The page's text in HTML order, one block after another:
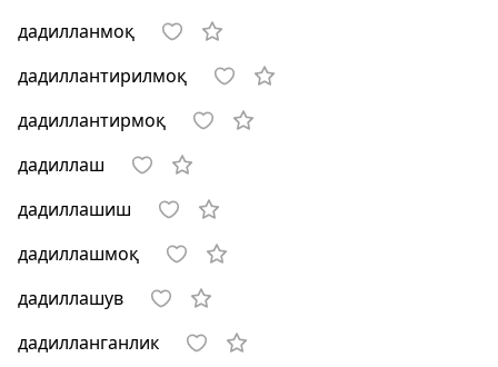
дадилланмоқ
дадиллантирилмоқ
дадиллантирмоқ
дадиллаш
дадиллашиш
дадиллашмоқ
дадиллашув
дадилланганлик